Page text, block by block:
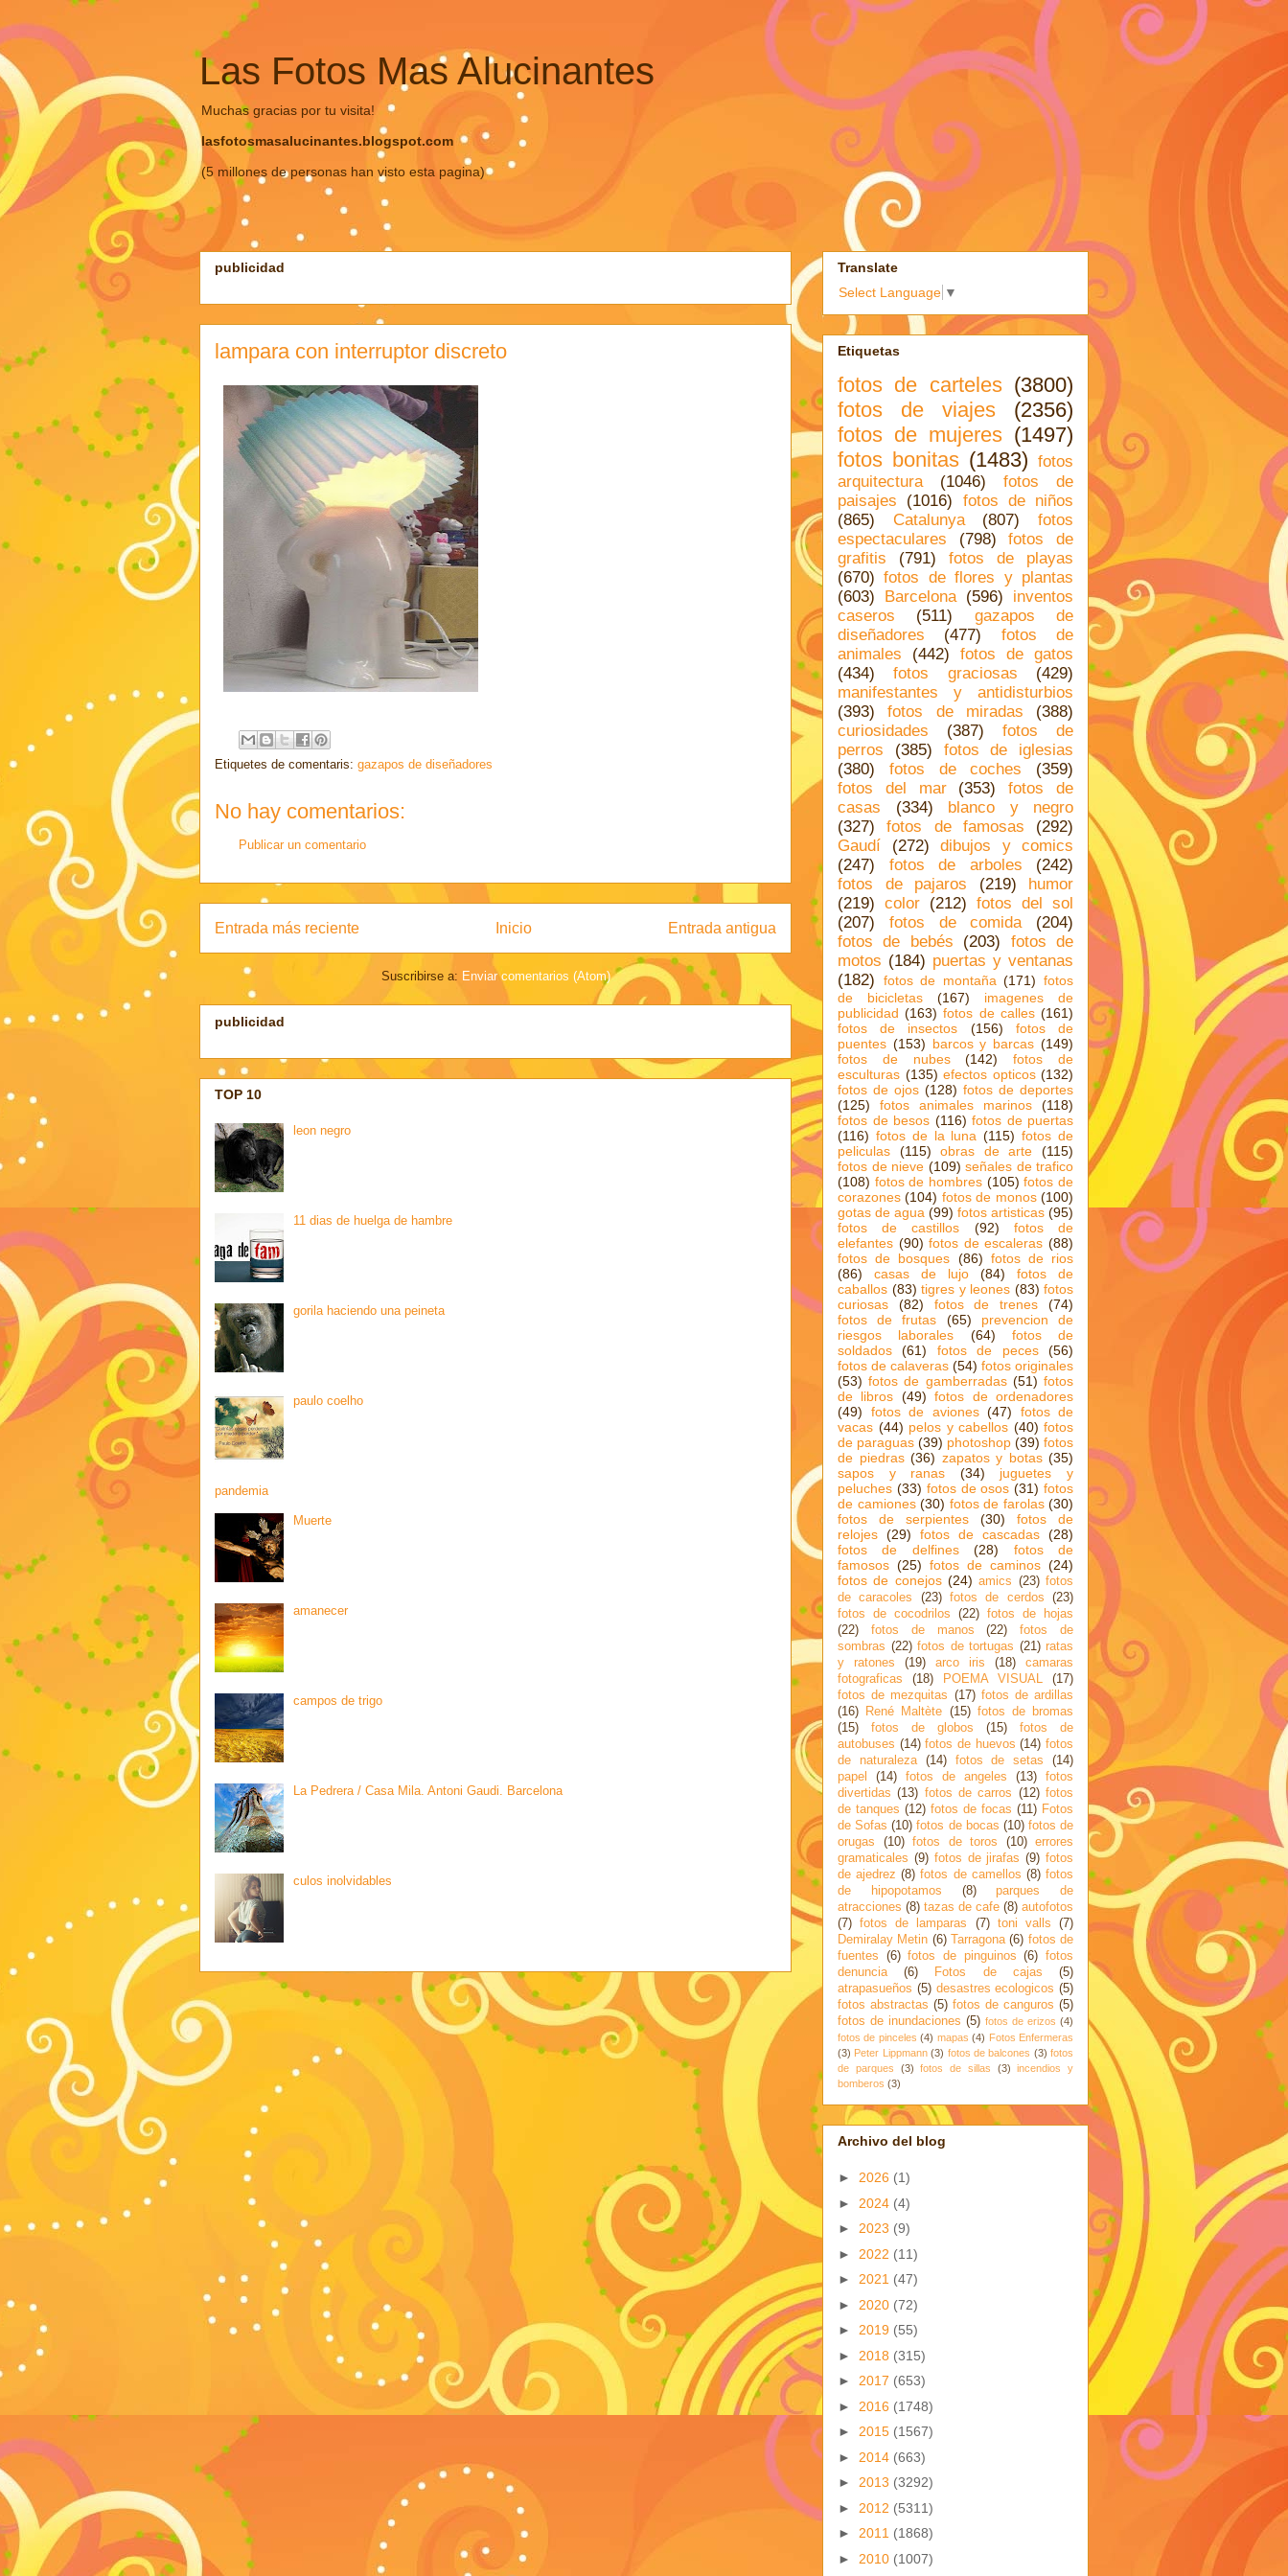
Las Fotos Mas Alucinantes
Muchas gracias por tu visita!
lasfotosmasalucinantes.blogspot.com
(5 millones de personas han visto esta pagina)
publicidad
lampara con interruptor discreto
Etiquetes de comentaris: gazapos de diseñadores
No hay comentarios:
Publicar un comentario
Entrada más reciente Entrada antigua
Inicio
Suscribirse a: Enviar comentarios (Atom)
publicidad
TOP 10
leon negro
11 dias de huelga de hambre
gorila haciendo una peineta
paulo coelho
pandemia
Muerte
amanecer
campos de trigo
La Pedrera / Casa Mila. Antoni Gaudi. Barcelona
culos inolvidables
Translate
Select Language ▼
Etiquetas
fotos de carteles (3800)
fotos de viajes
(2356)
fotos de mujeres (1497)
fotos bonitas (1483) fotos
arquitectura
(1046)
fotos de
paisajes
(1016)
fotos de niños
(865)
Catalunya (807)
fotos
espectaculares
(798)
fotos de
grafitis
(791)
fotos de playas
(670) fotos de flores y plantas
(603)
Barcelona (596)
inventos
caseros
(511)
gazapos de
diseñadores
(477)
fotos de
animales
(442)
fotos de gatos
(434)
fotos graciosas
(429)
manifestantes y antidisturbios
(393)
fotos de miradas
(388)
curiosidades
(387)
fotos de
perros
(385)
fotos de iglesias
(380)
fotos de coches
(359)
fotos del mar
(353)
fotos de
casas
(334)
blanco y negro
(327)
fotos de famosas
(292)
Gaudí
(272)
dibujos y comics
(247)
fotos de arboles
(242)
fotos de pajaros
(219)
humor
(219) color (212) fotos del sol
(207)
fotos de comida
(204)
fotos de bebés
(203)
fotos de
motos (184) puertas y ventanas
(182)
fotos de montaña (171) fotos
de bicicletas
(167)
imagenes de
publicidad (163) fotos de calles (161)
fotos de insectos
(156)
fotos de
puentes (153) barcos y barcas (149)
fotos de nubes
(142)
fotos de
esculturas (135) efectos opticos (132)
fotos de ojos (128) fotos de deportes
(125)
fotos animales marinos
(118)
fotos de besos (116) fotos de puertas
(116) fotos de la luna (115) fotos de
peliculas
(115) obras de arte
(115)
fotos de nieve (109) señales de trafico
(108) fotos de hombres (105) fotos de
corazones (104) fotos de monos (100)
gotas de agua (99) fotos artisticas (95)
fotos de castillos
(92)
fotos de
elefantes (90) fotos de escaleras (88)
fotos de bosques (86) fotos de rios
(86)
casas de lujo (84)
fotos de
caballos (83) tigres y leones (83) fotos
curiosas
(82) fotos de trenes
(74)
fotos de frutas
(65)
prevencion de
riesgos laborales
(64)
fotos de
soldados
(61) fotos de peces
(56)
fotos de calaveras (54) fotos originales
(53) fotos de gamberradas (51) fotos
de libros (49) fotos de ordenadores
(49)
fotos de aviones (47)
fotos de
vacas (44) pelos y cabellos (40) fotos
de paraguas (39) photoshop (39) fotos
de piedras (36) zapatos y botas (35)
sapos y ranas
(34)
juguetes y
peluches (33) fotos de osos (31) fotos
de camiones (30) fotos de farolas (30)
fotos de serpientes
(30)
fotos de
relojes (29) fotos de cascadas (28)
fotos de delfines
(28)
fotos de
famosos (25) fotos de caminos (24)
fotos de conejos (24) amics (23) fotos
de caracoles
(23) fotos de cerdos
(23)
fotos de cocodrilos
(22) fotos de hojas
(22)
fotos de manos (22)
fotos de
sombras (22) fotos de tortugas (21) ratas
y ratones
(19) arco iris (18)
camaras
fotograficas
(18) POEMA VISUAL
(17)
fotos de mezquitas (17) fotos de ardillas
(16)
René Maltète (15) fotos de bromas
(15)
fotos de globos (15)
fotos de
autobuses (14) fotos de huevos (14) fotos
de naturaleza
(14) fotos de setas
(14)
papel
(14) fotos de angeles (13)
fotos
divertidas (13) fotos de carros (12) fotos
de tanques (12) fotos de focas (11) Fotos
de Sofas (10) fotos de bocas (10) fotos de
orugas
(10) fotos de toros (10)
errores
gramaticales (9) fotos de jirafas (9) fotos
de ajedrez (8) fotos de camellos (8) fotos
de hipopotamos
(8)
parques de
atracciones (8) tazas de cafe (8) autofotos
(7) fotos de lamparas (7) toni valls
(7)
Demiralay Metin (6) Tarragona (6) fotos de
fuentes
(6) fotos de pinguinos (6) fotos
denuncia
(6) Fotos de cajas
(5)
atrapasueños (5) desastres ecologicos (5)
fotos abstractas (5) fotos de canguros (5)
fotos de inundaciones (5) fotos de erizos (4)
fotos de pinceles (4) mapas (4) Fotos Enfermeras
(3) Peter Lippmann (3) fotos de balcones (3) fotos
de parques
(3) fotos de sillas (3)
incendios y
bomberos (3)
Archivo del blog
► 2026 (1)
► 2024 (4)
► 2023 (9)
► 2022 (11)
► 2021 (47)
► 2020 (72)
► 2019 (55)
► 2018 (315)
► 2017 (653)
► 2016 (1748)
► 2015 (1567)
► 2014 (663)
► 2013 (3292)
► 2012 (5311)
► 2011 (1868)
► 2010 (1007)